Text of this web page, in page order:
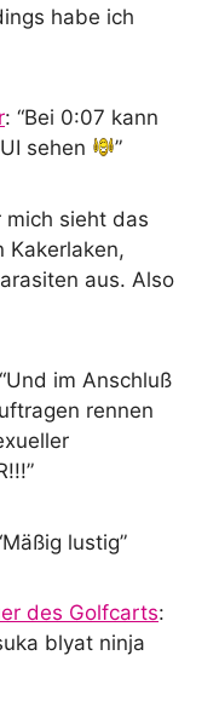
habe ich
: “Bei 0:07 kann
sehen
”
mich sieht das
Kakerlaken,
aus. Also
Und im Anschluß
rennen
”
Mäßig lustig”
des Golfcarts:
blyat ninja